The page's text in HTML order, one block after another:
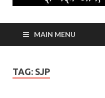
MAIN MENU
TAG: SJP